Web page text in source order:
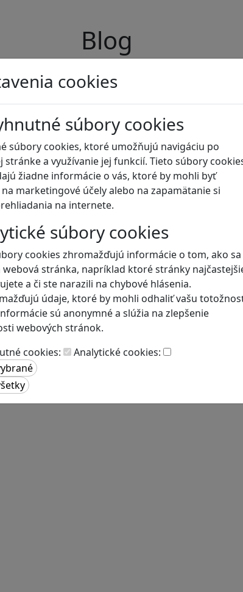
cookies
súbory cookies
súbory cookies, ktoré umožňujú navigáciu po
stránke a využívanie jej funkcií. Tieto súbory
žiadne informácie o vás, ktoré by mohli byť
marketingové účely alebo na zapamätanie si
na internete.
súbory cookies
cookies zhromažďujú informácie o tom, ako sa
webová stránka, napríklad ktoré stránky
a či ste narazili na chybové hlásenia.
údaje, ktoré by mohli odhaliť vašu
sú anonymné a slúžia na zlepšenie
webových stránok.
cookies:
Analytické cookies:
Blog